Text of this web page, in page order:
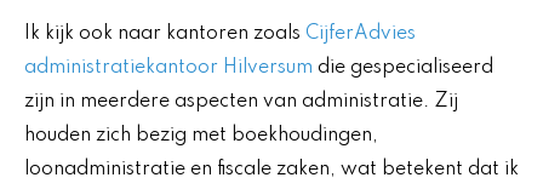
Ik kijk ook naar kantoren zoals CijferAdvies
administratiekantoor Hilversum die gespecialiseerd
zijn in meerdere aspecten van administratie. Zij
houden zich bezig met boekhoudingen,
loonadministratie en fiscale zaken, wat betekent dat ik